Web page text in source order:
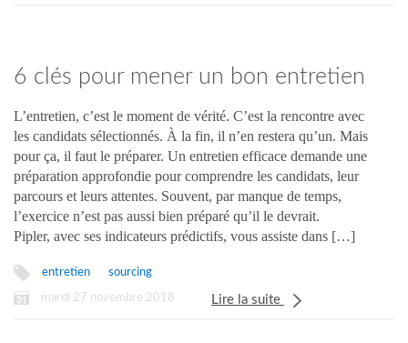
6 clés pour mener un bon entretien
d’embauche
L’entretien, c’est le moment de vérité. C’est la rencontre avec
les candidats sélectionnés. À la fin, il n’en restera qu’un. Mais
pour ça, il faut le préparer. Un entretien efficace demande une
préparation approfondie pour comprendre les candidats, leur
parcours et leurs attentes. Souvent, par manque de temps,
l’exercice n’est pas aussi bien préparé qu’il le devrait.
Pipler, avec ses indicateurs prédictifs, vous assiste dans […]
entretien sourcing
mardi 27 novembre 2018 Lire la suite